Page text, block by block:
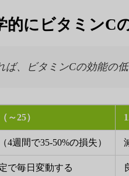
的にビタミンC
ば、ビタミンCの効能の
～25）
4週間で35-50%の損失）
で毎日変動する